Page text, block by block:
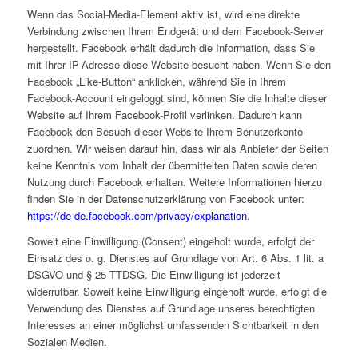
Wenn das Social-Media-Element aktiv ist, wird eine direkte
Verbindung zwischen Ihrem Endgerät und dem Facebook-Server
hergestellt. Facebook erhält dadurch die Information, dass Sie
mit Ihrer IP-Adresse diese Website besucht haben. Wenn Sie den
Facebook „Like-Button“ anklicken, während Sie in Ihrem
Facebook-Account eingeloggt sind, können Sie die Inhalte dieser
Website auf Ihrem Facebook-Profil verlinken. Dadurch kann
Facebook den Besuch dieser Website Ihrem Benutzerkonto
zuordnen. Wir weisen darauf hin, dass wir als Anbieter der Seiten
keine Kenntnis vom Inhalt der übermittelten Daten sowie deren
Nutzung durch Facebook erhalten. Weitere Informationen hierzu
finden Sie in der Datenschutzerklärung von Facebook unter:
https://de-de.facebook.com/privacy/explanation.
Soweit eine Einwilligung (Consent) eingeholt wurde, erfolgt der
Einsatz des o. g. Dienstes auf Grundlage von Art. 6 Abs. 1 lit. a
DSGVO und § 25 TTDSG. Die Einwilligung ist jederzeit
widerrufbar. Soweit keine Einwilligung eingeholt wurde, erfolgt die
Verwendung des Dienstes auf Grundlage unseres berechtigten
Interesses an einer möglichst umfassenden Sichtbarkeit in den
Sozialen Medien.